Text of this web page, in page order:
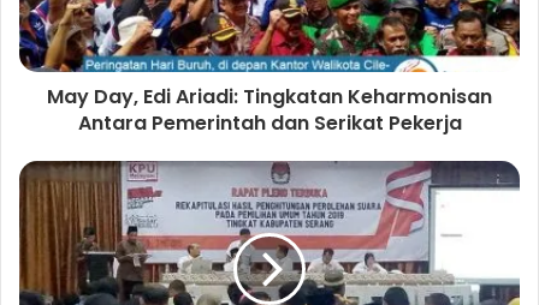
May Day, Edi Ariadi: Tingkatan Keharmonisan
Antara Pemerintah dan Serikat Pekerja